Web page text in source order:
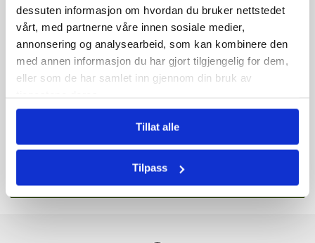
dessuten informasjon om hvordan du bruker nettstedet
vårt, med partnerne våre innen sosiale medier,
annonsering og analysearbeid, som kan kombinere den
med annen informasjon du har gjort tilgjengelig for dem,
eller som de har samlet inn gjennom din bruk av
Tillat alle
Tilpass
For å oppnå presisjon og definisjon når du brukar både eye
pencil og lip pencil, er det avgjerande med ein nyspissa
blyant. Ein skarp spiss gir deg kontrollen du treng for å
skapa perfekte liner og konturar, slik at looken din held seg
skarp og profesjonell heile dagen!